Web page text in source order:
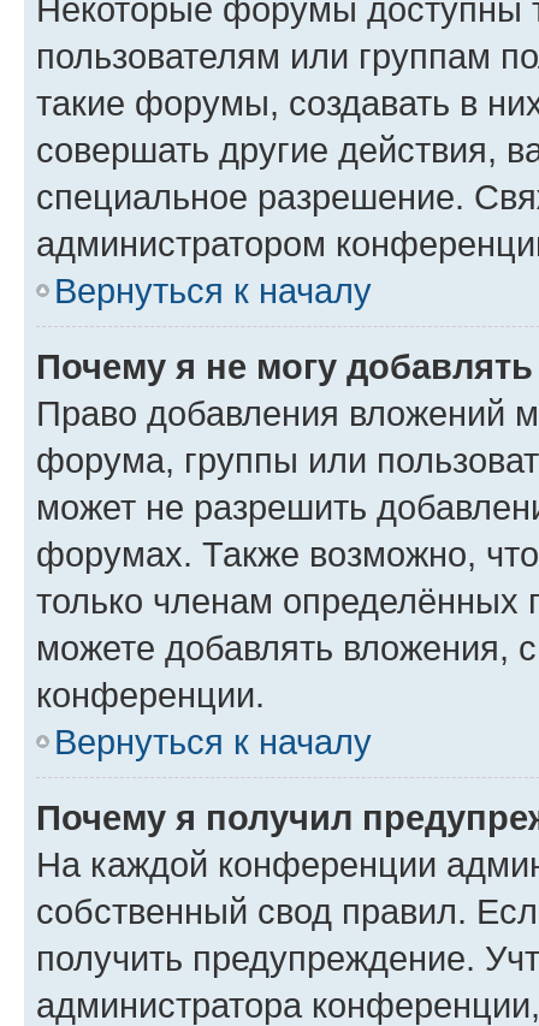
Некоторые форумы доступны
пользователям или группам
такие форумы, создавать в
совершать другие действия,
специальное разрешение.
администратором
Вернуться к началу
Почему я не могу
Право добавления вложений
форума, группы или
может не разрешить
форумах. Также возможно,
только членам определённых
можете добавлять вложения,
конференции.
Вернуться к началу
Почему я получил
На каждой конференции
собственный свод правил.
получить предупреждение.
администратора